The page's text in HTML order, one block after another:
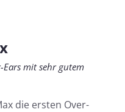
Ears mit sehr gutem
die ersten Over-